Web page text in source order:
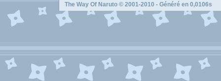
The Way Of Naruto © 2001-2010 - Généré en 0,0106s